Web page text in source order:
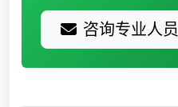
咨询专业人员